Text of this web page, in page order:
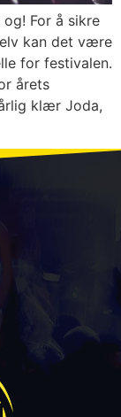
For å sikre
kan det være
for festivalen.
årets
klær Joda,